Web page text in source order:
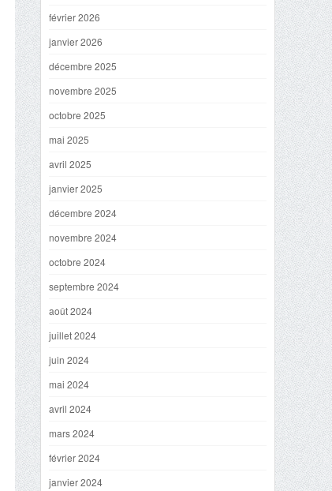
février 2026
janvier 2026
décembre 2025
novembre 2025
octobre 2025
mai 2025
avril 2025
janvier 2025
décembre 2024
novembre 2024
octobre 2024
septembre 2024
août 2024
juillet 2024
juin 2024
mai 2024
avril 2024
mars 2024
février 2024
janvier 2024